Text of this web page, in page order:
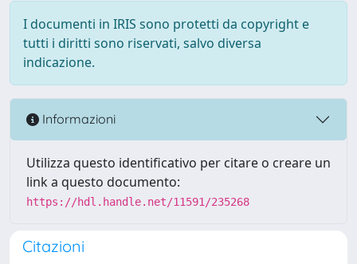
I documenti in IRIS sono protetti da copyright e
tutti i diritti sono riservati, salvo diversa
indicazione.
Informazioni
Utilizza questo identificativo per citare o creare un
link a questo documento:
https://hdl.handle.net/11591/235268
Citazioni